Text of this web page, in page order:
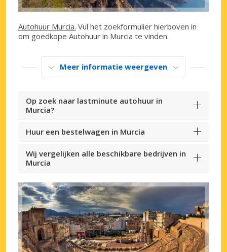
Autohuur Murcia. Vul het zoekformulier hierboven in
om goedkope Autohuur in Murcia te vinden.
Meer informatie weergeven
Op zoek naar lastminute autohuur in
Murcia?
Huur een bestelwagen in Murcia
Wij vergelijken alle beschikbare bedrijven in
Murcia